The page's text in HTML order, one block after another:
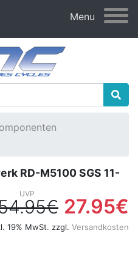
Menu
RD-M5100 SGS 11-
27.95€
19% MwSt. zzgl. Versandkosten